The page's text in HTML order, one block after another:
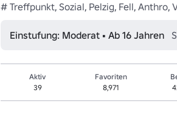
# Treffpunkt, Sozial, Pelzig, Fell, Anthro,
Einstufung: Moderat • Ab 16 Jahren
Aktiv
39
Favoriten
8,971